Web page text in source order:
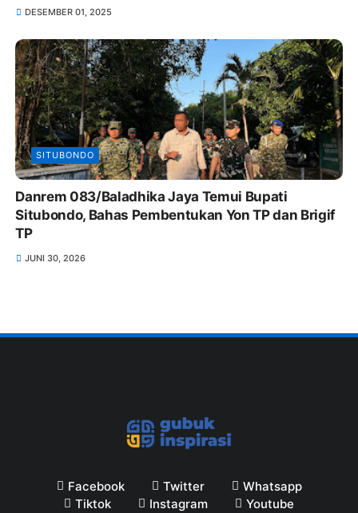
DESEMBER 01, 2025
SITUBONDO
Danrem 083/Baladhika Jaya Temui Bupati
Situbondo, Bahas Pembentukan Yon TP dan Brigif
TP
JUNI 30, 2026
Facebook Twitter
Whatsapp
Tiktok
Instagram Youtube